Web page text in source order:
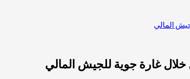
المالي
خلال غارة جوية للجيش المالي